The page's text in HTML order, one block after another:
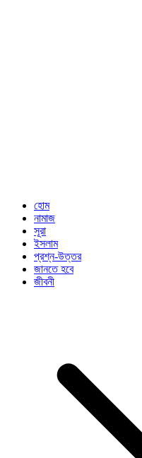
হোম
নামাজ
সূরা
ইসলাম
প্রশ্ন-উত্তর
জানতে হবে
জীবনী